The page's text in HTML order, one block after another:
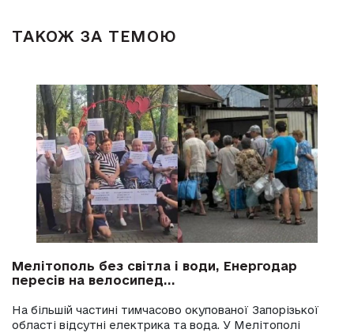
ТАКОЖ ЗА ТЕМОЮ
Мелітополь без світла і води, Енергодар
пересів на велосипед...
На більшій частині тимчасово окупованої Запорізької
області відсутні електрика та вода. У Мелітополі